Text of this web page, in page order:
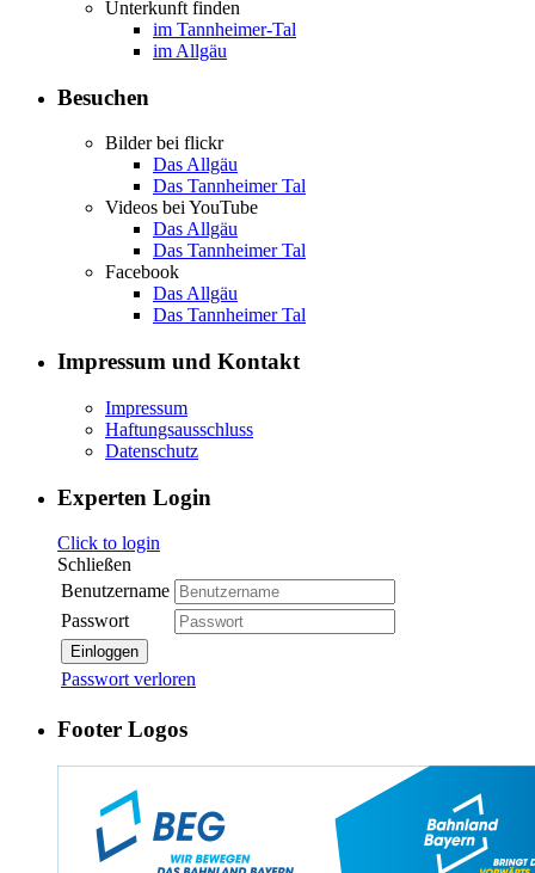
Unterkunft finden
im Tannheimer-Tal
im Allgäu
Besuchen
Bilder bei flickr
Das Allgäu
Das Tannheimer Tal
Videos bei YouTube
Das Allgäu
Das Tannheimer Tal
Facebook
Das Allgäu
Das Tannheimer Tal
Impressum und Kontakt
Impressum
Haftungsausschluss
Datenschutz
Experten Login
Click to login
Schließen
Benutzername
Passwort
Einloggen
Passwort verloren
Footer Logos